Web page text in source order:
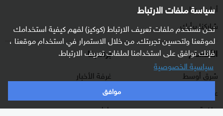
سياسة ملفات الارتباط
نحن نستخدم ملفات تعريف الارتباط (كوكيز) لفهم كيفية استخدامك
لموقعنا ولتحسين تجربتك. من خلال الاستمرار في استخدام موقعنا ،
فإنك توافق على استخدامنا لملفات تعريف الارتباط.
سياسية الخصوصية
موافق
أعلن معنا
شاركنا برأيك
الأقسام
شرق أوسط
عالم
رياضة
برامجنا
غرفة الأخبار
السؤال الصعب
رادار